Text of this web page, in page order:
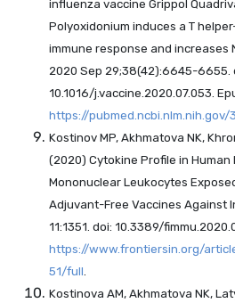
influenza vaccine Grippol
Polyoxidonium induces a T
immune response and increases
2020 Sep 29;38(42):6645-6655.
10.1016/j.vaccine.2020.07.053.
https://
Kostinov MP, Akhmatova NK,
(2020) Cytokine Profile in Human
Mononuclear Leukocytes
Adjuvant-Free Vaccines Against
11:1351. doi: 10.3389/
https://www.frontiersin.org/
51/full
Kostinova AM, Akhmatova NK,